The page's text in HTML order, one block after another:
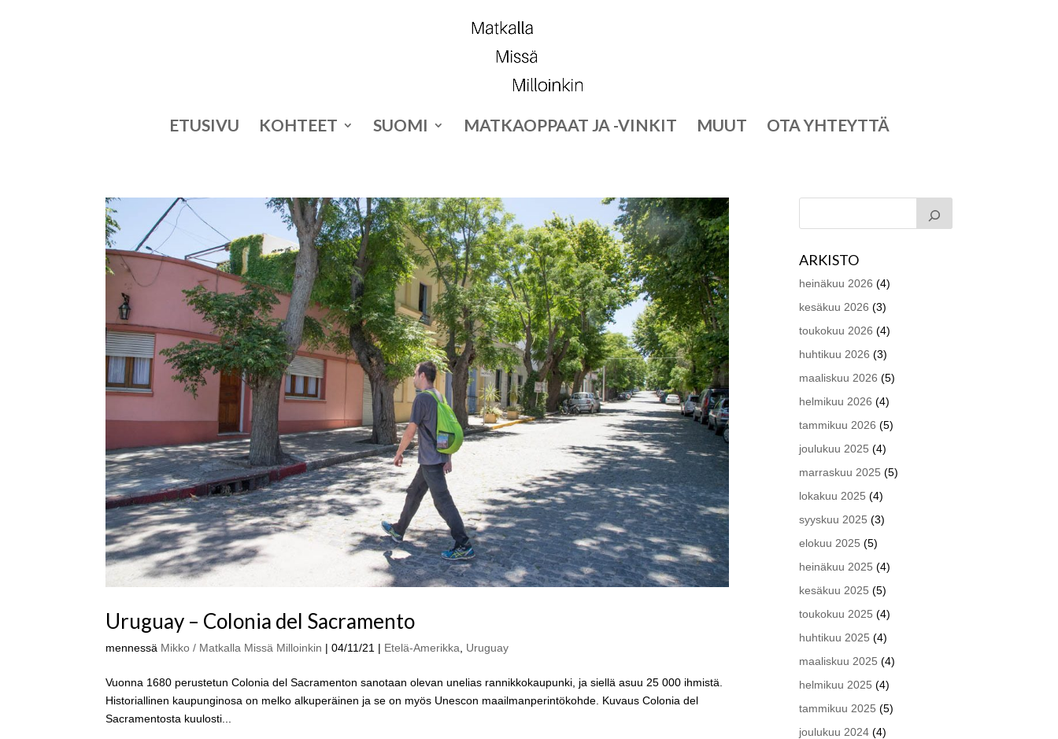
ETUSIVU KOHTEET SUOMI MATKAOPPAAT JA -VINKIT MUUT OTA YHTEYTTÄ
Uruguay – Colonia del Sacramento
mennessä Mikko / Matkalla Missä Milloinkin |04/11/21 | Etelä-Amerikka Uruguay
Vuonna 1680 perustetun Colonia del Sacramenton sanotaan olevan unelias rannikkokaupunki, ja siellä asuu 25 000 ihmistä.
Historiallinen kaupunginosa on melko alkuperäinen ja se on myös Unescon maailmanperintökohde. Kuvaus Colonia del
Sacramentosta kuulosti...
ARKISTO
heinäkuu 2026 (4)
kesäkuu 2026 (3)
toukokuu 2026 (4)
huhtikuu 2026 (3)
maaliskuu 2026 (5)
helmikuu 2026 (4)
tammikuu 2026 (5)
joulukuu 2025 (4)
marraskuu 2025 (5)
lokakuu 2025 (4)
syyskuu 2025 (3)
elokuu 2025 (5)
heinäkuu 2025 (4)
kesäkuu 2025 (5)
toukokuu 2025 (4)
huhtikuu 2025 (4)
maaliskuu 2025 (4)
helmikuu 2025 (4)
tammikuu 2025 (5)
joulukuu 2024 (4)